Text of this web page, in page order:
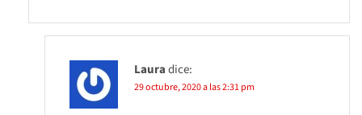
Lauradice:
29 octubre, 2020 a las 2:31 pm